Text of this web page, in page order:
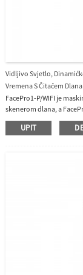
Vidljivo Svjetlo,
Vremena S Čitačem
FacePro1-P/WIFI je
skenerom dlana, a
P/WiFi može prepoznati
kartica, otisak
UPIT